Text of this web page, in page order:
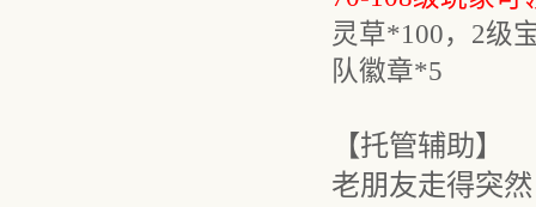
灵草*100，2级
队徽章*5
【托管辅助】
老朋友走得突